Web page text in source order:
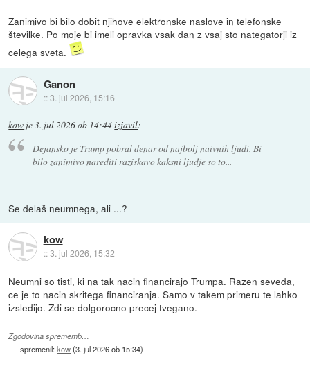
Zanimivo bi bilo dobit njihove elektronske naslove in telefonske
številke. Po moje bi imeli opravka vsak dan z vsaj sto nategatorji iz
celega sveta.
Ganon
::3. jul 2026, 15:16
kow je3. jul 2026 ob 14:44izjavil:
Dejansko je Trump pobral denar od najbolj naivnih ljudi. Bi
bilo zanimivo narediti raziskavo kaksni ljudje so to...
Se delaš neumnega, ali ...?
kow
::3. jul 2026, 15:32
Neumni so tisti, ki na tak nacin financirajo Trumpa. Razen seveda,
ce je to nacin skritega financiranja. Samo v takem primeru te lahko
izsledijo. Zdi se dolgorocno precej tvegano.
Zgodovina sprememb…
spremenil:kow(3. jul 2026 ob 15:34)